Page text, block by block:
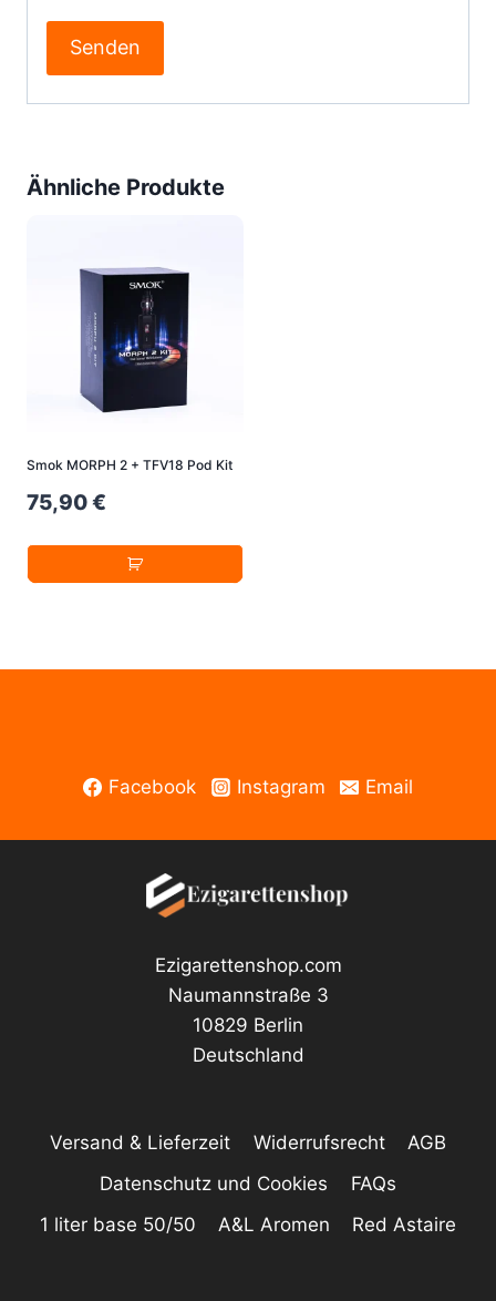
Ähnliche Produkte
Smok MORPH 2 + TFV18 Pod Kit
75,90€
Facebook Instagram Email
Ezigarettenshop.com
Naumannstraße 3
10829 Berlin
Deutschland
Versand & Lieferzeit Widerrufsrecht
AGB
Datenschutz und Cookies
FAQs
1 liter base 50/50
A&L Aromen Red Astaire